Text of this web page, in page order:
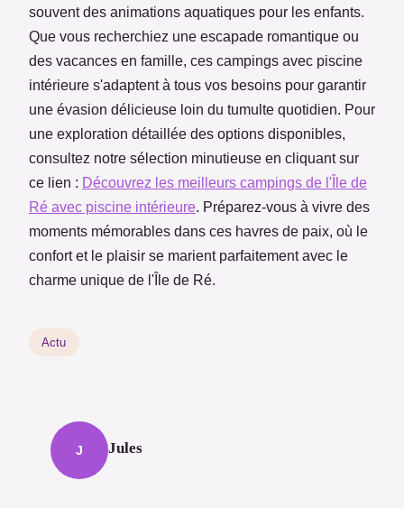
souvent des animations aquatiques pour les enfants.
Que vous recherchiez une escapade romantique ou
des vacances en famille, ces campings avec piscine
intérieure s'adaptent à tous vos besoins pour garantir
une évasion délicieuse loin du tumulte quotidien. Pour
une exploration détaillée des options disponibles,
consultez notre sélection minutieuse en cliquant sur
ce lien : Découvrez les meilleurs campings de l'Île de
Ré avec piscine intérieure. Préparez-vous à vivre des
moments mémorables dans ces havres de paix, où le
confort et le plaisir se marient parfaitement avec le
charme unique de l'Île de Ré.
Actu
J Jules